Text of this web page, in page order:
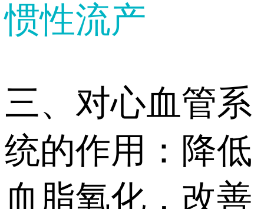
惯性流产
三、对心血管系
统的作用：降低
血脂氧化，改善